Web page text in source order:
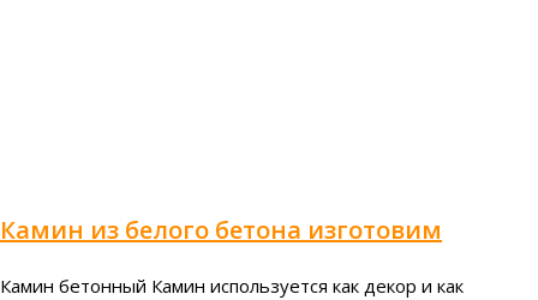
Камин из белого бетона изготовим
Камин бетонный Камин используется как декор и как